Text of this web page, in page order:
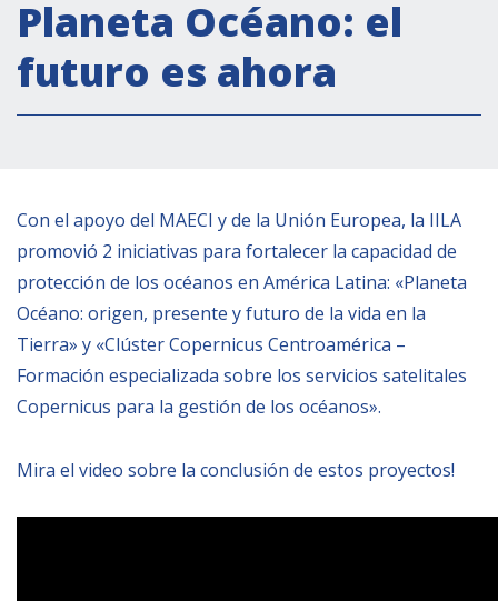
Secretaría Cultural
Secretaría Socioeconómica
Secretaría Técnico-científica
Red para la promoción de la igualdad de
género
Becas
Partnership
COOPERACIÓN
Patrimonio cultural
Empoderamiento socio-económico
Planeta Océano: el
futuro es ahora
Con el apoyo del MAECI y de la Unión Europea, la IILA
promovió 2 iniciativas para fortalecer la capacidad de
protección de los océanos en América Latina: «Planeta
Océano: origen, presente y futuro de la vida en la
Tierra» y «Clúster Copernicus Centroamérica –
Formación especializada sobre los servicios satelitales
Copernicus para la gestión de los océanos».
Mira el video sobre la conclusión de estos proyectos!